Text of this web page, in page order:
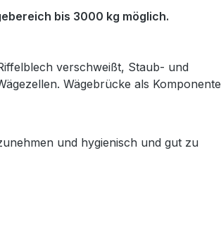
bis 3000 kg möglich.
verschweißt, Staub- und
Wägebrücke als Komponente
und hygienisch und gut zu